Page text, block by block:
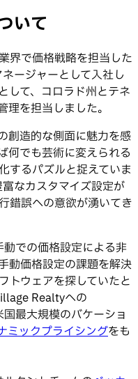
いて
界で価格戦略を担当した
ージャーとして入社し
して、コロラド州とテネ
を担当しました。
創造的な側面に魅力を感
何でも芸術に変えられる
するパズルと捉えていま
なカスタマイズ設定が
錯誤への意欲が湧いてき
での価格設定による非
動価格設定の課題を解決
トウェアを探していたと
Realtyへの
最大規模のバケーショ
ミックプライシングをも